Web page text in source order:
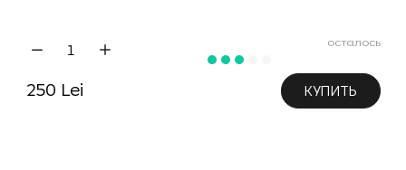
осталось
250 Lei КУПИТЬ